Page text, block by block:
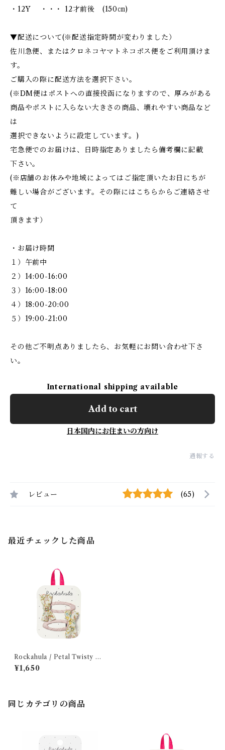
・12Y ・・・ 12才前後 (150㎝)
▼配送について(※配送指定時間が変わりました）
佐川急便、またはクロネコヤマトネコポス便をご利用頂けま
す。
ご購入の際に配送方法を選択下さい。
(※DM便はポストへの直接投函になりますので、厚みがある
商品やポストに入らない大きさの商品、壊れやすい商品など
は
選択できないように設定しています。)
宅急便でのお届けは、日時指定ありましたら備考欄に記載
下さい。
(※店舗のお休みや地域によってはご指定頂いたお日にちが
難しい場合がございます。その際にはこちらからご連絡させ
て
頂きます）
・お届け時間
１）午前中
２）14:00-16:00
３）16:00-18:00
４）18:00-20:00
５）19:00-21:00
その他ご不明点ありましたら、お気軽にお問い合わせ下さ
い。
International shipping available
Add to cart
日本国内にお住まいの方向け
通報する
レビュー (65)
最近チェックした商品
Rockahula / Petal Twisty B
ow Clips
¥1,650
同じカテゴリの商品